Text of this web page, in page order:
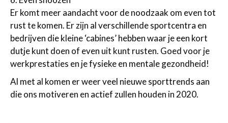
Er komt meer aandacht voor de noodzaak om even tot
rust te komen. Er zijn al verschillende sportcentra en
bedrijven die kleine ‘cabines’ hebben waar je een kort
dutje kunt doen of even uit kunt rusten. Goed voor je
werkprestaties en je fysieke en mentale gezondheid!
Al met al komen er weer veel nieuwe sporttrends aan
die ons motiveren en actief zullen houden in 2020.